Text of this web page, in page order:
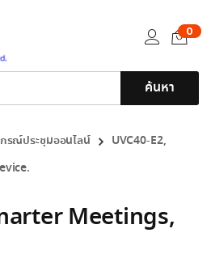
ค้นหา
0
รณ์ประชุมออนไลน์
UVC40-E2,
Meetings,